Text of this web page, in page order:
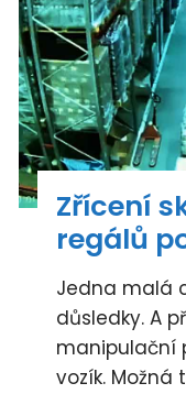
Zřícení
regálů
Jedna malá
důsledky. A
manipulační
vozík. Možná